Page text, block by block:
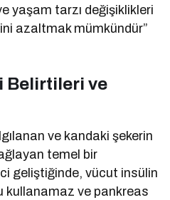
yaşam tarzı değişiklikleri
azaltmak mümkündür”
Belirtileri ve
ve kandaki şekerin
temel bir
geliştiğinde, vücut insülin
kullanamaz ve pankreas